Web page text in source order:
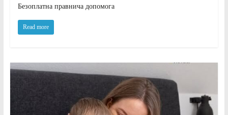
Безоплатна правнича допомога
Read more